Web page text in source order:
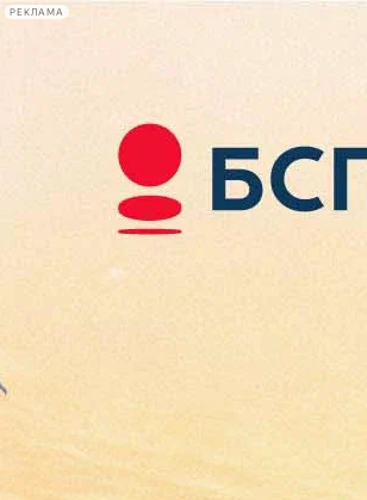
РЕКЛАМА
Сегодня:
2026.08.07
15:31
Афиша Plus